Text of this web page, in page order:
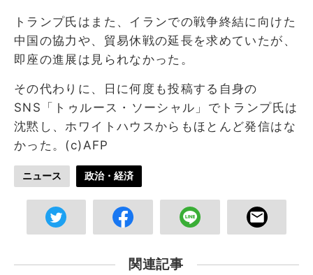
トランプ氏はまた、イランでの戦争終結に向けた
中国の協力や、貿易休戦の延長を求めていたが、
即座の進展は見られなかった。
その代わりに、日に何度も投稿する自身の
SNS「トゥルース・ソーシャル」でトランプ氏は
沈黙し、ホワイトハウスからもほとんど発信はな
かった。(c)AFP
ニュース 政治・経済
関連記事